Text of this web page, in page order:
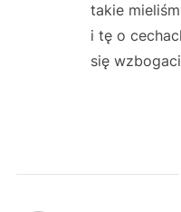
takie
i tę o
się